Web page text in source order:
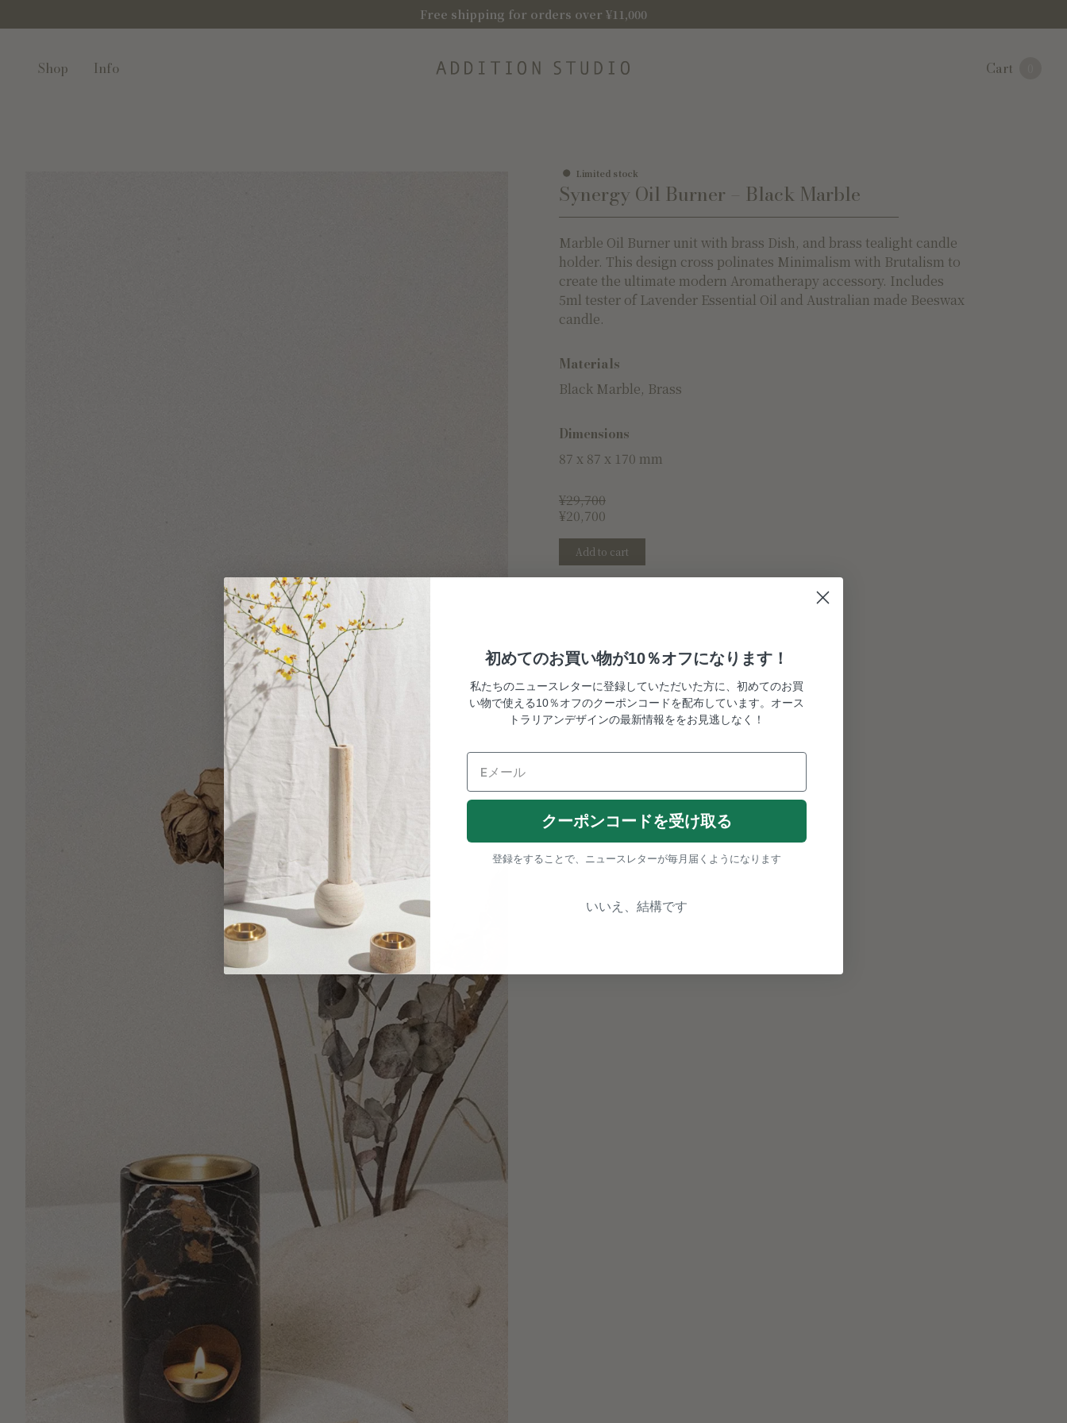
Free shipping for orders over ¥11,000
Shop Info Cart
Limited stock
Synergy Oil Burner – Black Marble
Marble Oil Burner unit with brass Dish, and brass tealight candle
holder. This design cross polinates Minimalism with Brutalism to
create the ultimate modern Aromatherapy accessory. Includes
5ml tester of Lavender Essential Oil and Australian made Beeswax
candle.
Materials
Black Marble, Brass
Dimensions
87 x 87 x 170 mm
¥29,700
¥20,700
Add to cart
初めてのお買い物が10％オフになります！
私たちのニュースレターに登録していただいた方に、初めてのお買
い物で使える10％オフのクーポンコードを配布しています。オース
トラリアンデザインの最新情報ををお見逃しなく！
クーポンコードを受け取る
登録をすることで、ニュースレターが毎月届くようになります
いいえ、結構です